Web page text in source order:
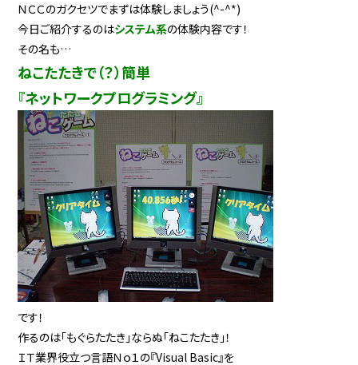
ＮＣＣのガクセツでまずは体験しましょう(^-^*)
今日ご紹介するのはシステム系の体験内容です！
その名も…
ねこたたきで（？）簡単
『ネットワークプログラミング』
です！
作るのは「もぐらたたき」ならぬ「ねこたたき」！
ＩＴ業界役立つ言語Ｎｏ１の『Visual Basic』を